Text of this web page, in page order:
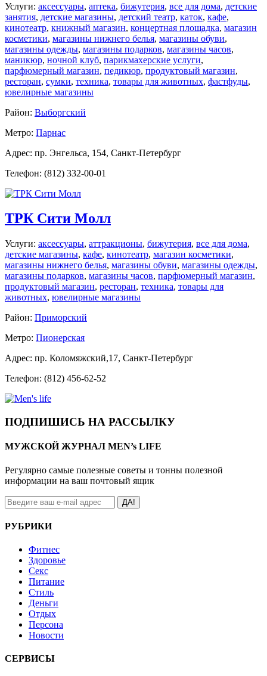
Услуги: аксессуары, аптека, бижутерия, все для дома, детские
занятия, детские магазины, детский театр, каток, кафе,
кинотеатр, книжный магазин, концертная площадка, магазин
косметики, магазины нижнего белья, магазины обуви,
магазины одежды, магазины подарков, магазины часов,
маникюр, ночной клуб, парикмахерские услуги,
парфюмерный магазин, педикюр, продуктовый магазин,
ресторан, сумки, техника, товары для животных, фастфуды,
ювелирные магазины
Район: Выборгский
Метро: Парнас
Адрес: пр. Энгельса, 154, Санкт-Петербург
Телефон: (812) 332-00-01
ТРК Сити Молл
Услуги: аксессуары, аттракционы, бижутерия, все для дома,
детские магазины, кафе, кинотеатр, магазин косметики,
магазины нижнего белья, магазины обуви, магазины одежды,
магазины подарков, магазины часов, парфюмерный магазин,
продуктовый магазин, ресторан, техника, товары для
животных, ювелирные магазины
Район: Приморский
Метро: Пионерская
Адрес: пр. Коломяжский,17, Санкт-Петербург
Телефон: (812) 456-62-52
ПОДПИШИСЬ НА РАССЫЛКУ
МУЖСКОЙ ЖУРНАЛ MEN’s LIFE
Регулярно самые полезные советы и тонны полезной
информации на ваш почтовый ящик
ДА!
РУБРИКИ
Фитнес
Здоровье
Секс
Питание
Стиль
Деньги
Отдых
Персона
Новости
СЕРВИСЫ